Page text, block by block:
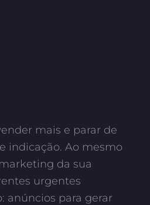
mais e parar de
indicação. Ao mesmo
da sua
urgentes
anúncios para gerar